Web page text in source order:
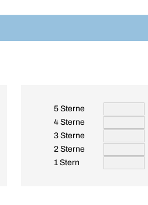
5 Sterne
4 Sterne
3 Sterne
2 Sterne
1 Stern